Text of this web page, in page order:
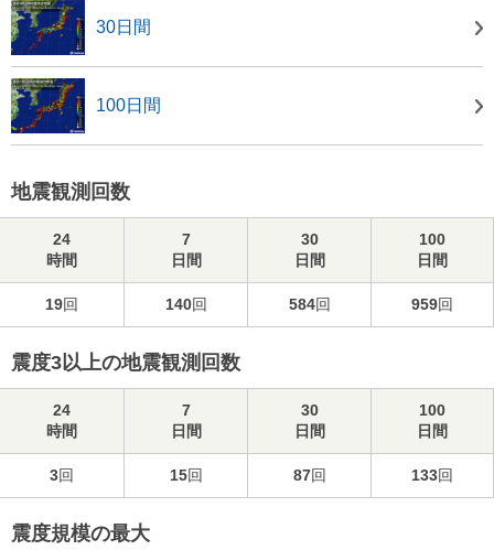
30日間
100日間
地震観測回数
24
時間
7
日間
30
日間
100
日間
19回 140回 584回 959回
震度3以上の地震観測回数
24
時間
7
日間
30
日間
100
日間
3回 15回 87回 133回
震度規模の最大